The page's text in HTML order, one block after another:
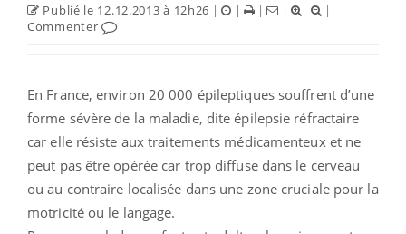
Publié le 12.12.2013 à 12h26 | | | |
|
Commenter
En France, environ 20 000 épileptiques souffrent d’une
forme sévère de la maladie, dite épilepsie réfractaire
car elle résiste aux traitements médicamenteux et ne
peut pas être opérée car trop diffuse dans le cerveau
ou au contraire localisée dans une zone cruciale pour la
motricité ou le langage.